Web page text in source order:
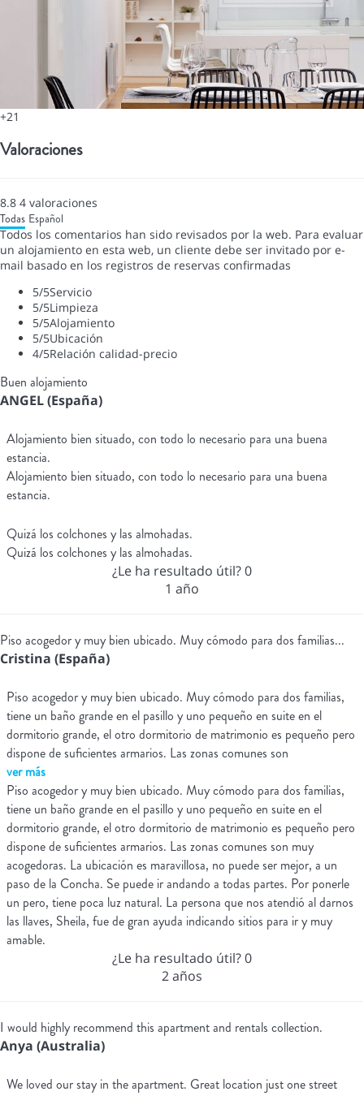
+21
Valoraciones
8.8 4 valoraciones
Todas Español
Todos los comentarios han sido revisados por la web. Para evaluar
un alojamiento en esta web, un cliente debe ser invitado por e-
mail basado en los registros de reservas confirmadas
5/5Servicio
5/5Limpieza
5/5Alojamiento
5/5Ubicación
4/5Relación calidad-precio
Buen alojamiento
ANGEL (España)
Alojamiento bien situado, con todo lo necesario para una buena
estancia.
Alojamiento bien situado, con todo lo necesario para una buena
estancia.
Quizá los colchones y las almohadas.
Quizá los colchones y las almohadas.
¿Le ha resultado útil?0
1 año
Piso acogedor y muy bien ubicado. Muy cómodo para dos familias...
Cristina (España)
Piso acogedor y muy bien ubicado. Muy cómodo para dos familias,
tiene un baño grande en el pasillo y uno pequeño en suite en el
dormitorio grande, el otro dormitorio de matrimonio es pequeño pero
dispone de suficientes armarios. Las zonas comunes son
ver más
Piso acogedor y muy bien ubicado. Muy cómodo para dos familias,
tiene un baño grande en el pasillo y uno pequeño en suite en el
dormitorio grande, el otro dormitorio de matrimonio es pequeño pero
dispone de suficientes armarios. Las zonas comunes son muy
acogedoras. La ubicación es maravillosa, no puede ser mejor, a un
paso de la Concha. Se puede ir andando a todas partes. Por ponerle
un pero, tiene poca luz natural. La persona que nos atendió al darnos
las llaves, Sheila, fue de gran ayuda indicando sitios para ir y muy
amable.
¿Le ha resultado útil?0
2 años
I would highly recommend this apartment and rentals collection.
Anya (Australia)
We loved our stay in the apartment. Great location just one street